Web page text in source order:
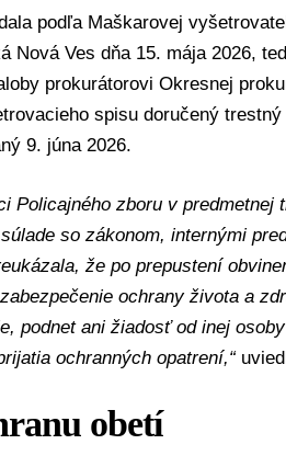
podľa Maškarovej
Nová Ves dňa 15. mája 2026,
prokurátorovi Okresnej
spisu doručený
9. júna 2026.
Policajného zboru v predmetnej
so zákonom, internými
že po prepustení
ochrany života a
podnet ani žiadosť od inej
ochranných opatrení,“
obetí